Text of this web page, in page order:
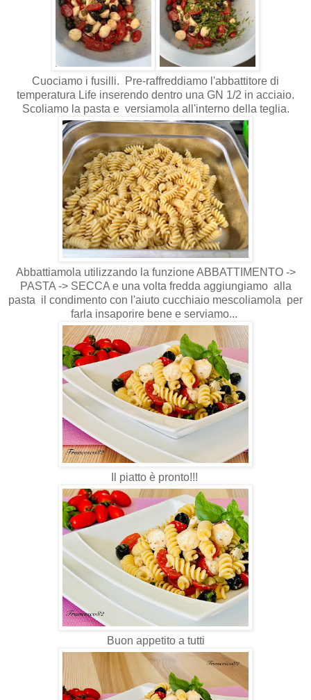
Cuociamo i fusilli. Pre-raffreddiamo l'abbattitore di
temperatura Life inserendo dentro una GN 1/2 in acciaio.
Scoliamo la pasta e versiamola all'interno della teglia.
Abbattiamola utilizzando la funzione ABBATTIMENTO ->
PASTA -> SECCA e una volta fredda aggiungiamo alla
pasta il condimento con l'aiuto cucchiaio mescoliamola per
farla insaporire bene e serviamo...
Il piatto è pronto!!!
Buon appetito a tutti